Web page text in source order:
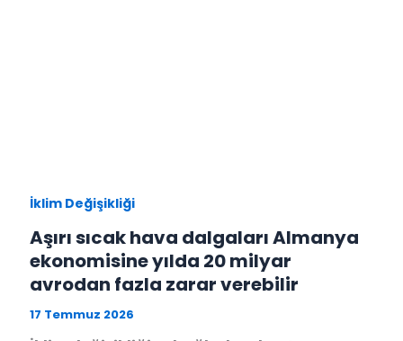
İklim Değişikliği
Aşırı sıcak hava dalgaları Almanya
ekonomisine yılda 20 milyar
avrodan fazla zarar verebilir
17 Temmuz 2026